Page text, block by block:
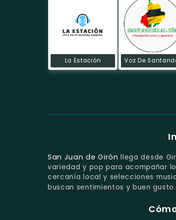
La Estación Voz De
San Juan de Girón llega desde
variedad y pop para acompañar
cercanía local y selecciones
buscan sentimientos y buen gusto.